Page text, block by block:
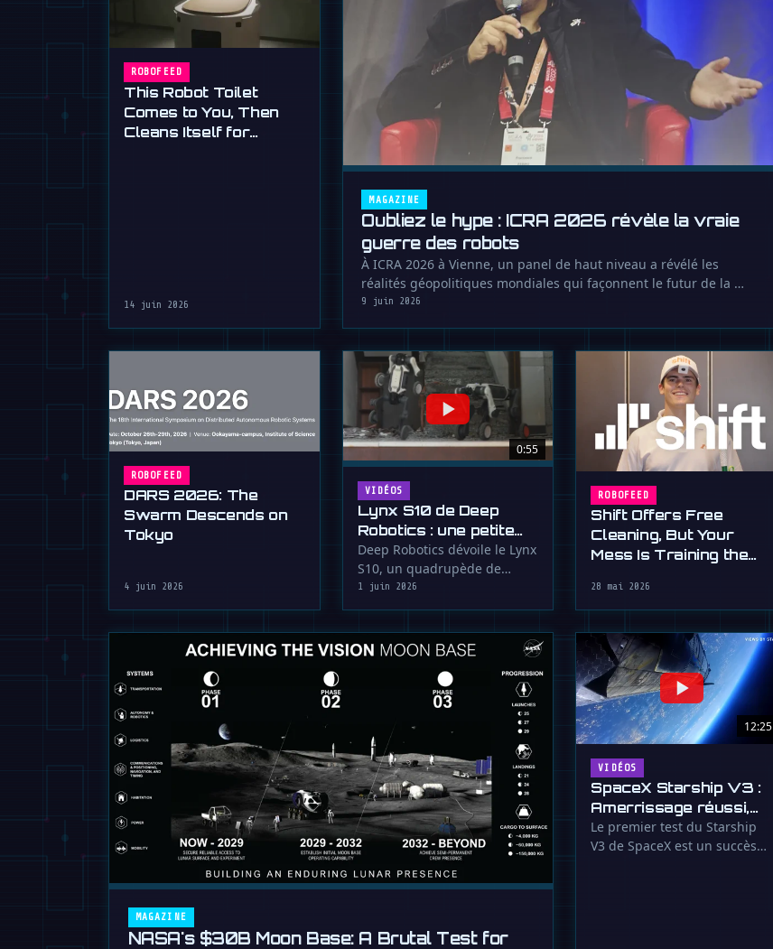
ROBOFEED
This Robot Toilet
Comes to You, Then
Cleans Itself for
14 juin 2026
MAGAZINE
Oubliez le hype : ICRA 2026 révèle la vraie
guerre des robots
À ICRA 2026 à Vienne, un panel de haut niveau a révélé les
réalités géopolitiques mondiales qui façonnent le futur de la …
9 juin 2026
ROBOFEED
DARS 2026: The
Swarm Descends on
Tokyo
4 juin 2026
0:55
VIDÉOS
Lynx S10 de Deep
Robotics : une petite
terreur sur quatre
roues
Deep Robotics dévoile le Lynx
S10, un quadrupède de
moins de 20 kg atteignant 8
m/s, conçu …
1 juin 2026
MAGAZINE
NASA's $30B Moon Base: A Brutal Test for
ROBOFEED
Shift Offers Free
Cleaning, But Your
Mess Is Training the
Replace You
28 mai 2026
12:25
VIDÉOS
SpaceX Starship V3 :
Amerrissage réussi,
propulseur enflammé
Le premier test du Starship
V3 de SpaceX est un succès